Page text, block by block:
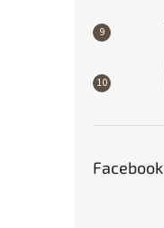
Facebook